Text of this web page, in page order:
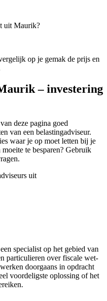
uit Maurik?
op je gemak de prijs en
– investering
deze pagina goed
van een belastingadviseur.
waar je op moet letten bij je
te besparen? Gebruik
uit
specialist op het gebied van
particulieren over fiscale wet-
doorgaans in opdracht
voordeligste oplossing of het